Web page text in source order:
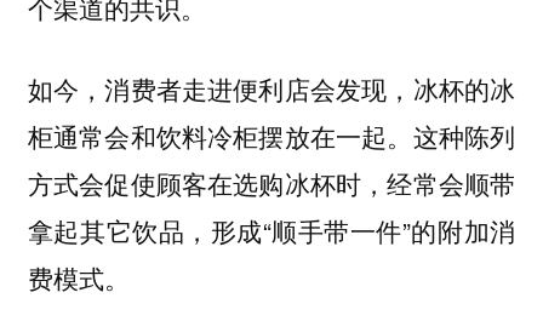
个渠道的共识。
如今，消费者走进便利店会发现，冰杯的冰
柜通常会和饮料冷柜摆放在一起。这种陈列
方式会促使顾客在选购冰杯时，经常会顺带
拿起其它饮品，形成“顺手带一件”的附加消
费模式。